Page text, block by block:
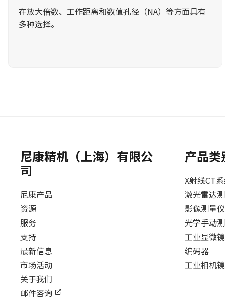
在放大倍数、工作距离和数值孔径（NA）等方面具有
多种选择。
尼康精机（上海）有限公
司
尼康产品
资源
服务
支持
最新信息
市场活动
关于我们
邮件咨询
产品类
X射线CT
激光雷达
影像测量仪
光学手动
工业显微镜
编码器
工业相机